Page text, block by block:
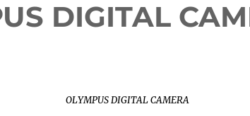
DIGITAL
OLYMPUS DIGITAL CAMERA